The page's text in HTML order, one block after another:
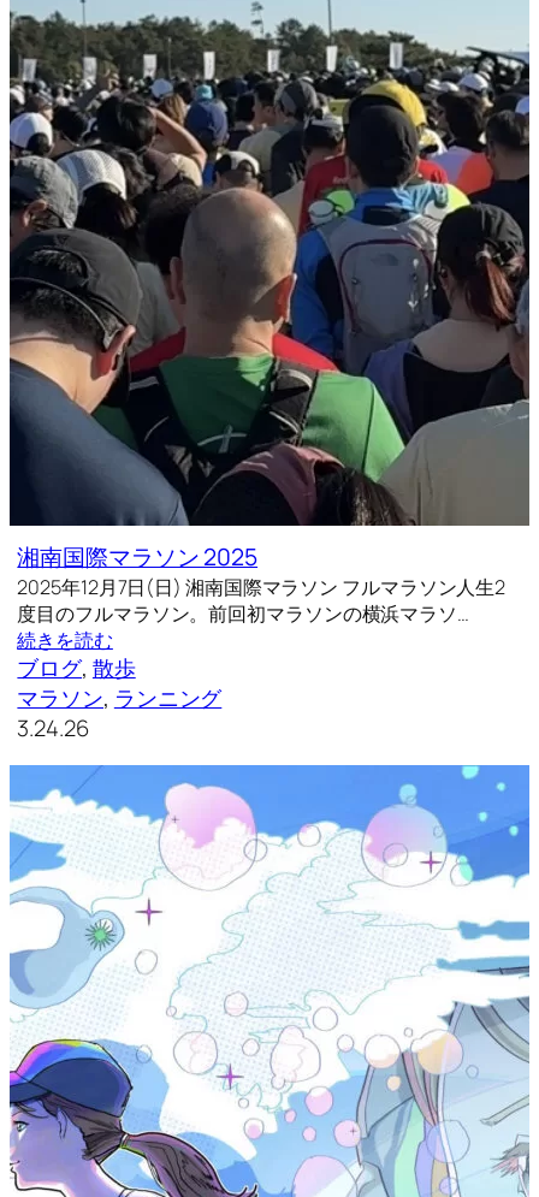
湘南国際マラソン 2025
2025年12月7日(日) 湘南国際マラソン フルマラソン人生2
度目のフルマラソン。前回初マラソンの横浜マラソ…
続きを読む
ブログ, 散歩
マラソン, ランニング
3.24.26